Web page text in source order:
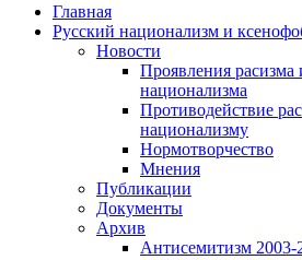
Главная
Русский национализм и
Новости
Проявления расизма
национализма
Противодействие
национализму
Нормотворчество
Мнения
Публикации
Документы
Архив
Антисемитизм 2003-